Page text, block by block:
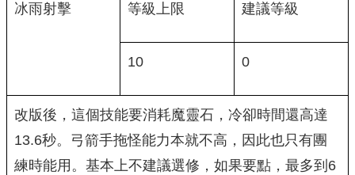
冰雨射擊 等級上限 建議等級
10 0
改版後，這個技能要消耗魔靈石，冷卻時間還高達
13.6秒。弓箭手拖怪能力本就不高，因此也只有團
練時能用。基本上不建議選修，如果要點，最多到6